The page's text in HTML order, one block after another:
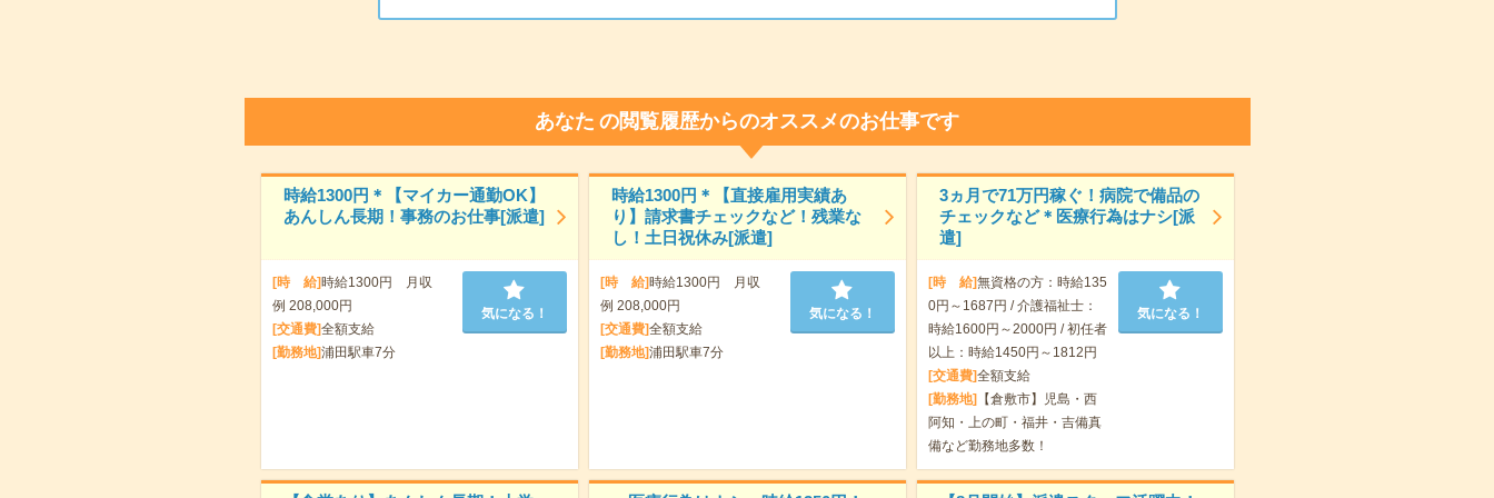
あなた の閲覧履歴からのオススメのお仕事です
時給1300円＊【マイカー通勤OK】
あんしん長期！事務のお仕事[派遣]
[時 給]時給1300円 月収
例 208,000円
[交通費]全額支給
[勤務地]浦田駅車7分
気になる！
時給1300円＊【直接雇用実績あ
り】請求書チェックなど！残業な
し！土日祝休み[派遣]
[時 給]時給1300円 月収
例 208,000円
[交通費]全額支給
[勤務地]浦田駅車7分
気になる！
3ヵ月で71万円稼ぐ！病院で備品の
チェックなど＊医療行為はナシ[派
遣]
[時 給]無資格の方：時給135
0円～1687円 / 介護福祉士：
時給1600円～2000円 / 初任者
以上：時給1450円～1812円
[交通費]全額支給
[勤務地]
【倉敷市】児島・西
阿知・上の町・福井・吉備真
備など勤務地多数！
気になる！